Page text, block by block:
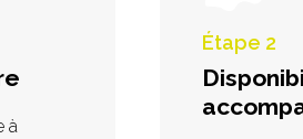
à
Étape 2